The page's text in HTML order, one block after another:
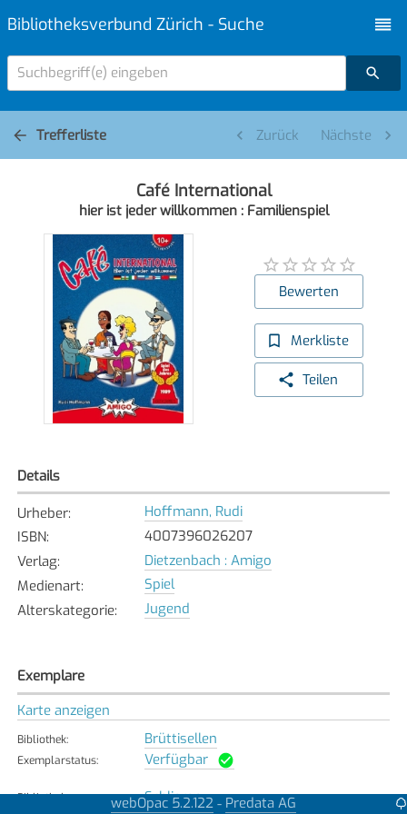
Bibliotheksverbund Zürich - Suche
Suchbegriff(e) eingeben
Trefferliste Zurück Nächste
Café International
hier ist jeder willkommen : Familienspiel
Bewerten
Merkliste
Teilen
Details
Urheber:
Hoffmann, Rudi
ISBN:
4007396026207
Verlag:
Dietzenbach : Amigo
Medienart:
Spiel
Alterskategorie: Jugend
Exemplare
Karte anzeigen
Bibliothek: Brüttisellen
Exemplarstatus: Verfügbar
Bibliothek: Schlieren
webOpac 5.2.122 - Predata AG